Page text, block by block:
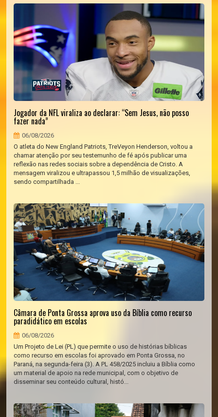
Jogador da NFL viraliza ao declarar: “Sem Jesus, não posso
fazer nada”
06/08/2026
O atleta do New England Patriots, TreVeyon Henderson, voltou a
chamar atenção por seu testemunho de fé após publicar uma
reflexão nas redes sociais sobre a dependência de Cristo. A
mensagem viralizou e ultrapassou 1,5 milhão de visualizações,
sendo compartilhada ...
Câmara de Ponta Grossa aprova uso da Bíblia como recurso
paradidático em escolas
06/08/2026
Um Projeto de Lei (PL) que permite o uso de histórias bíblicas
como recurso em escolas foi aprovado em Ponta Grossa, no
Paraná, na segunda-feira (3). A PL 458/2025 incluiu a Bíblia como
um material de apoio na rede municipal, com o objetivo de
disseminar seu conteúdo cultural, histó...